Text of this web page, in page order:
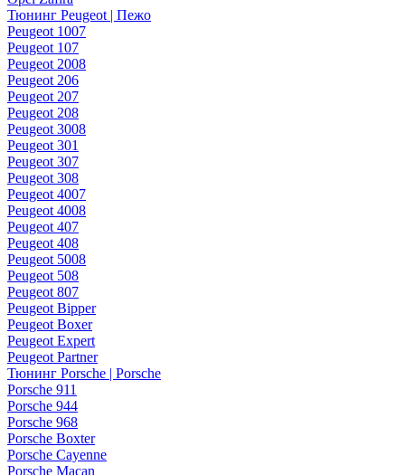
Тюнинг Peugeot | Пежо
Peugeot 1007
Peugeot 107
Peugeot 2008
Peugeot 206
Peugeot 207
Peugeot 208
Peugeot 3008
Peugeot 301
Peugeot 307
Peugeot 308
Peugeot 4007
Peugeot 4008
Peugeot 407
Peugeot 408
Peugeot 5008
Peugeot 508
Peugeot 807
Peugeot Bipper
Peugeot Boxer
Peugeot Expert
Peugeot Partner
Тюнинг Porsche | Porsche
Porsche 911
Porsche 944
Porsche 968
Porsche Boxter
Porsche Cayenne
Porsche Macan